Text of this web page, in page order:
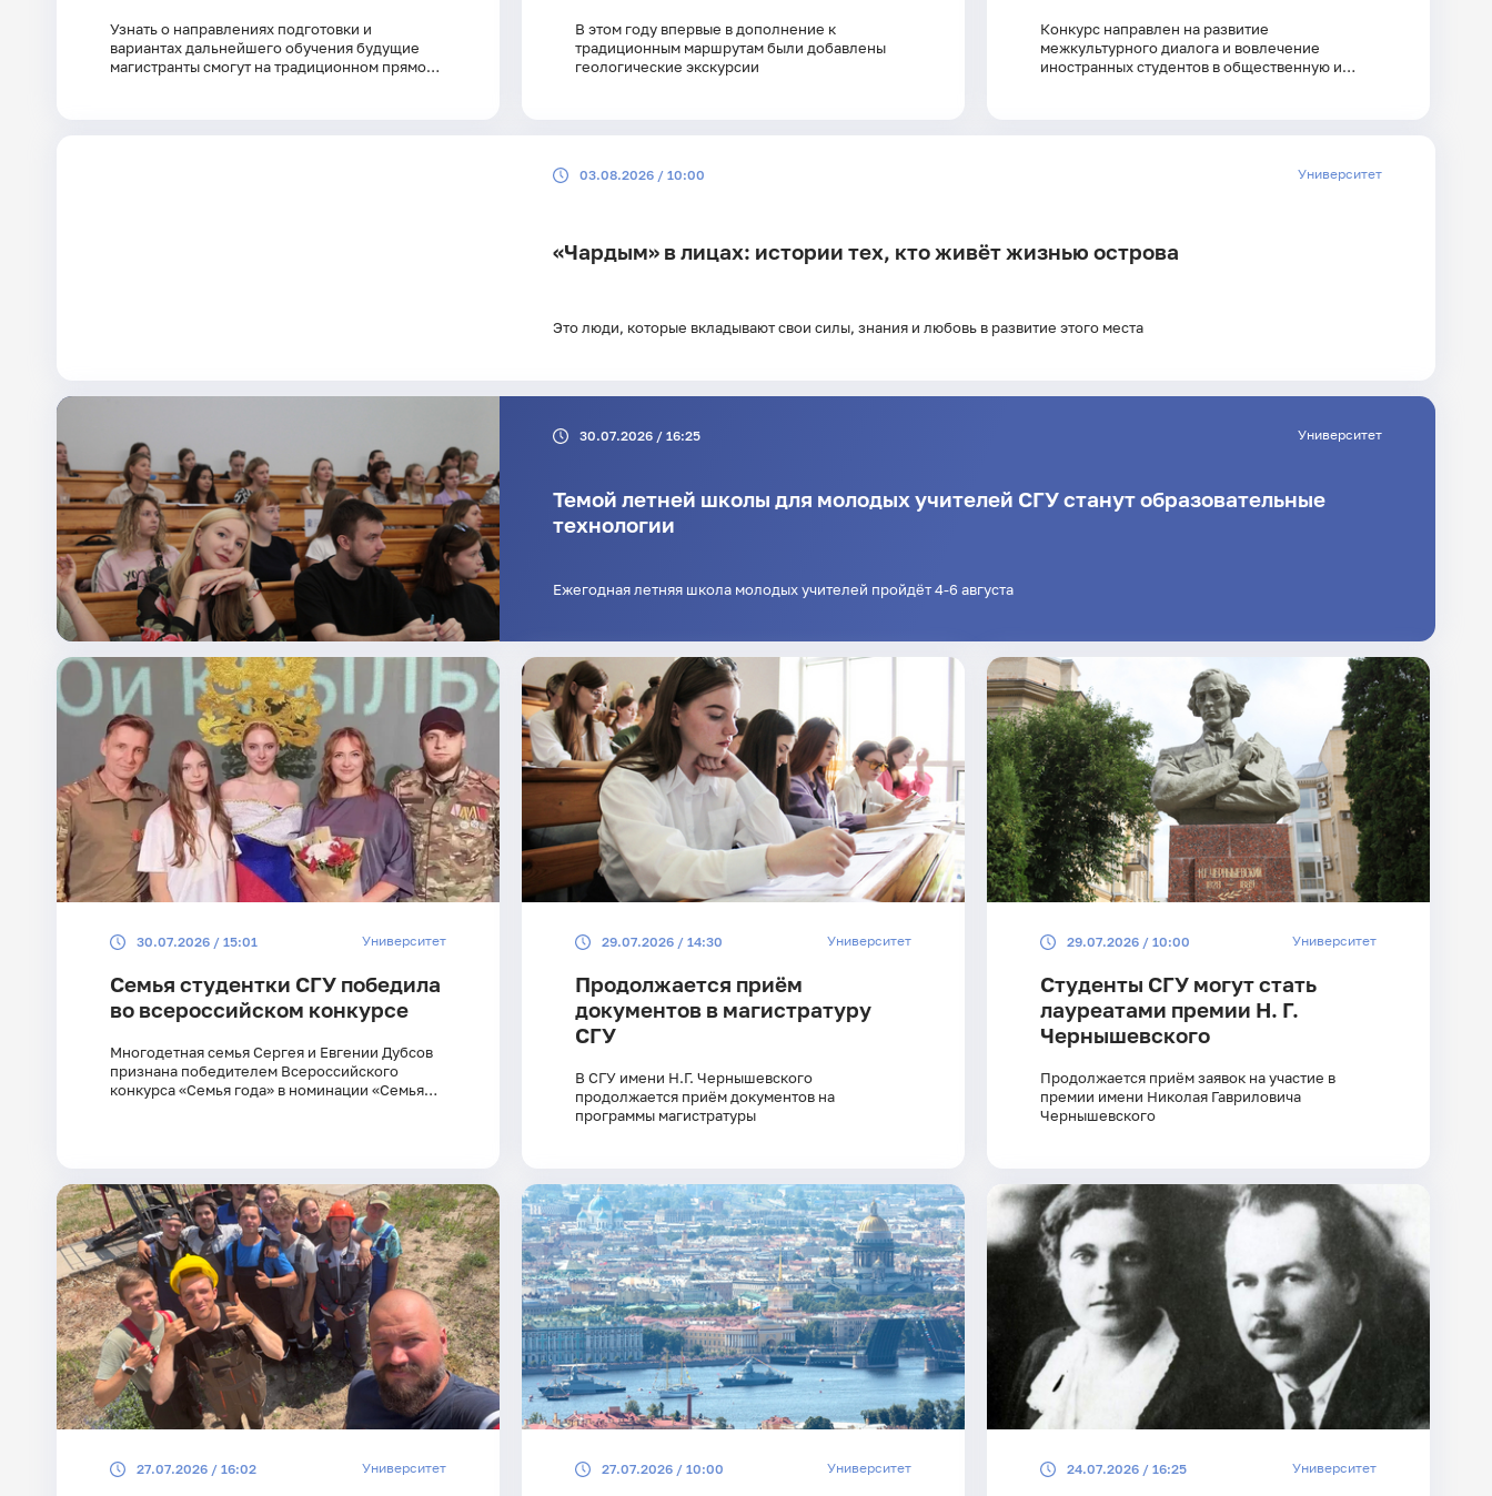
Узнать о направлениях подготовки и
вариантах дальнейшего обучения будущие
магистранты смогут на традиционном прямом
В этом году впервые в дополнение к
традиционным маршрутам были добавлены
геологические экскурсии
Конкурс направлен на развитие
межкультурного диалога и вовлечение
иностранных студентов в общественную и
03.08.2026 / 10:00 Университет
«Чардым» в лицах: истории тех, кто живёт жизнью острова
Это люди, которые вкладывают свои силы, знания и любовь в развитие этого места
30.07.2026 / 16:25 Университет
Темой летней школы для молодых учителей СГУ станут образовательные
технологии
Ежегодная летняя школа молодых учителей пройдёт 4-6 августа
30.07.2026 / 15:01 Университет
Семья студентки СГУ победила
во всероссийском конкурсе
Многодетная семья Сергея и Евгении Дубсов
признана победителем Всероссийского
конкурса «Семья года» в номинации «Семья
29.07.2026 / 14:30 Университет
Продолжается приём
документов в магистратуру
СГУ
В СГУ имени Н.Г. Чернышевского
продолжается приём документов на
программы магистратуры
29.07.2026 / 10:00 Университет
Студенты СГУ могут стать
лауреатами премии Н. Г.
Чернышевского
Продолжается приём заявок на участие в
премии имени Николая Гавриловича
Чернышевского
27.07.2026 / 16:02 Университет 27.07.2026 / 10:00 Университет 24.07.2026 / 16:25 Университет